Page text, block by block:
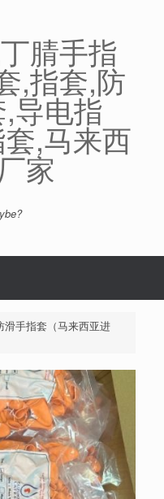
腈手指
,指套,防
导电指
,马来西
家
手指套（马来西亚进